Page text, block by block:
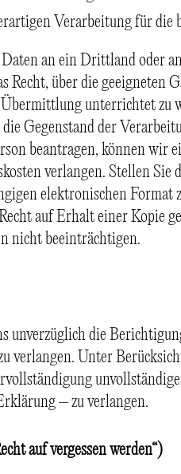
Verarbeitung für die
Daten an ein Drittland oder
Recht, über die geeigneten
unterrichtet zu
Gegenstand der
beantragen, können wir
verlangen. Stellen Sie
elektronischen Format
auf Erhalt einer Kopie
nicht beeinträchtigen.
unverzüglich die
verlangen. Unter
– zu verlangen.
auf vergessen werden“)